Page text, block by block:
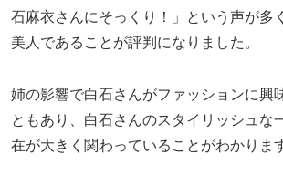
石麻衣さんにそっくり！」という声が多
美人であることが評判になりました。
姉の影響で白石さんがファッションに興
ともあり、白石さんのスタイリッシュな
在が大きく関わっていることがわかりま